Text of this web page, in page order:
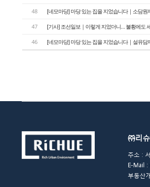
48 [네모마당] 마당 있는 집을 지었습니다｜소담원
47 [기사] 조선일보｜이렇게 지었더니… 불황에도
46 [네모마당] 마당 있는 집을 지었습니다｜설유담
㈜리
주소 :
E-Mail
부동산